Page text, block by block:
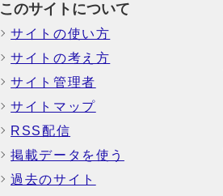
このサイトについて
サイトの使い方
サイトの考え方
サイト管理者
サイトマップ
RSS配信
掲載データを使う
過去のサイト